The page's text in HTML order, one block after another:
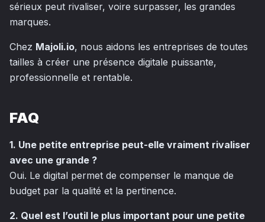
sérieux peut rivaliser, voire surpasser, les grandes
marques.
Chez Majoli.io, nous aidons les entreprises de toutes
tailles à créer une présence digitale puissante,
professionnelle et rentable.
FAQ
1. Une petite entreprise peut-elle vraiment rivaliser
avec une grande ?
Oui. Le digital permet de compenser le manque de
budget par la qualité et la pertinence.
2. Quel est l’outil le plus important pour une petite